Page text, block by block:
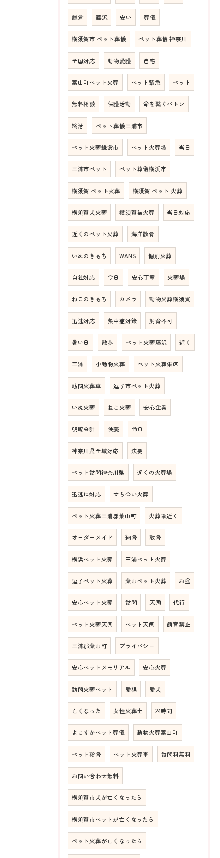
鎌倉 藤沢 安い 葬儀
横須賀市 ペット葬儀 ペット葬儀 神奈川
全国対応 動物愛護 自宅
葉山町ペット火葬 ペット緊急 ペット
無料相談 保護活動 命を繋ぐバトン
終活 ペット葬儀三浦市
ペット火葬鎌倉市 ペット火葬場 当日
三浦市ペット ペット葬儀横浜市
横須賀 ペット火葬 横須賀 ペット 火葬
横須賀犬火葬 横須賀猫火葬 当日対応
近くのペット火葬 海洋散骨
いぬのきもち WANS 個別火葬
自社対応 今日 安心丁寧 火葬場
ねこのきもち カメラ 動物火葬横須賀
迅速対応 熱中症対策 飼育不可
暑い日 散歩 ペット火葬藤沢 近く
三浦 小動物火葬 ペット火葬栄区
訪問火葬車 逗子市ペット火葬
いぬ火葬 ねこ火葬 安心企業
明瞭会計 供養 命日
神奈川県全域対応 法要
ペット訪問神奈川県 近くの火葬場
迅速に対応 立ち会い火葬
ペット火葬三浦郡葉山町 火葬場近く
オーダーメイド 納骨 散骨
横浜ペット火葬 三浦ペット火葬
逗子ペット火葬 葉山ペット火葬 お盆
安心ペット火葬 訪問 天国 代行
ペット火葬天国 ペット天国 飼育禁止
三浦郡葉山町 プライバシー
安心ペットメモリアル 安心火葬
訪問火葬ペット 愛猫 愛犬
亡くなった 女性火葬士 24時間
よこすかペット葬儀 動物火葬葉山町
ペット粉骨 ペット火葬車 訪問料無料
お問い合わせ無料
横須賀市犬が亡くなったら
横須賀市ペットが亡くなったら
ペット火葬が亡くなったら